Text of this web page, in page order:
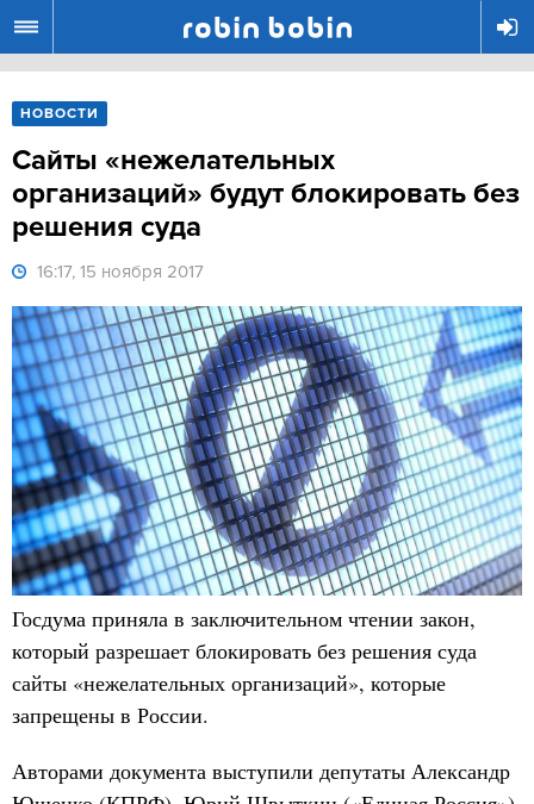
НОВОСТИ
Сайты «нежелательных
организаций» будут блокировать без
решения суда
16:17, 15 ноября 2017
Госдума приняла в заключительном чтении закон,
который разрешает блокировать без решения суда
сайты «нежелательных организаций», которые
запрещены в России.
Авторами документа выступили депутаты Александр